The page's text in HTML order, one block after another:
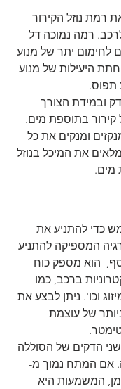
רמת נוזל הקירור
רמה נמוכה דל
לחימום יתר של מנוע
היעילות של מנוע
תפוס.
ובמידת הצורך
קירור בתוספת מים.
ומנקים את כל
את המיכל בנוזל
מים.
כדי להתניע את
המספיקה להתניע
הוא מספק כוח
ברכב, כמו
וכו'. ניתן לבצע את
של עוצמת
הדקים של הסוללה
אם המתח נמוך מ-
זמן, המשמעות היא